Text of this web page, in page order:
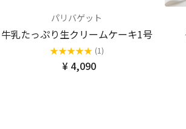
パリバゲット
牛乳たっぷり生クリームケーキ1号
★★★★★ (1)
¥ 4,090